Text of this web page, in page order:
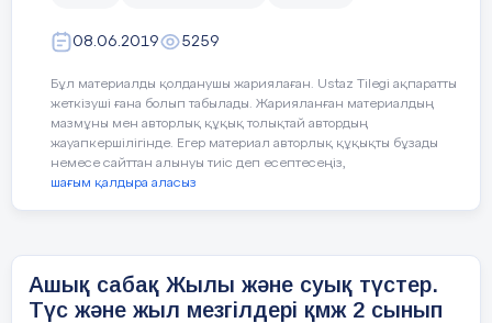
5 мин
Бояулар туралы
білдіңдер?
08.06.2019 5259
Бұл материалды қолданушы жариялаған. Ustaz Tilegi ақпаратты
жеткізуші ғана болып табылады. Жарияланған материалдың
мазмұны мен авторлық құқық толықтай автордың
жауапкершілігінде. Егер материал авторлық құқықты бұзады
немесе сайттан алынуы тиіс деп есептесеңіз,
шағым қалдыра аласыз
Ашық сабақ Жылы және суық түстер.
Түс және жыл мезгілдері қмж 2 сынып